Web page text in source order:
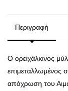
Περιγραφή
Ο ορειχάλκινος
επιμεταλλωμένος
απόχρωση του